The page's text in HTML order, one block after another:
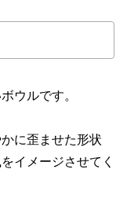
ウルです。
に歪ませた形状
イメージさせてく